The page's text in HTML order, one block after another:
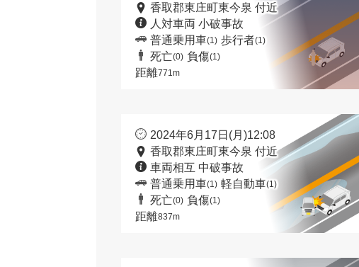
香取郡東庄町東今泉 付近
人対車両 小破事故
普通乗用車(1) 歩行者(1)
死亡(0) 負傷(1)
距離771m
2024年6月17日(月)12:08
香取郡東庄町東今泉 付近
車両相互 中破事故
普通乗用車(1) 軽自動車(1)
死亡(0) 負傷(1)
距離837m